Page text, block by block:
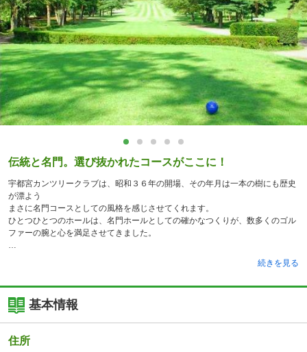
伝統と名門。選び抜かれたコースがここに！
宇都宮カンツリークラブは、昭和３６年の開場、その年月は一本の樹にも歴史
が漂よう
まさに名門コースとしての風格を感じさせてくれます。
ひとつひとつのホールは、名門ホールとしての確かなつくりが、数多くのゴル
ファーの腕と心を満足させてきました。
続きを見る
基本情報
住所